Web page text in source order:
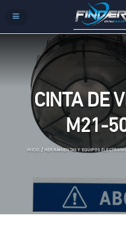
CINTA DE
M21-
INICIO /HERRAMIENTAS Y EQUIPOS